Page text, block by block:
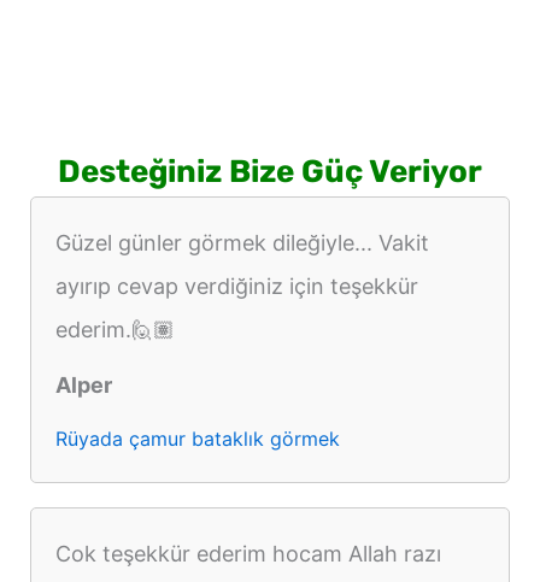
Desteğiniz Bize Güç Veriyor
Güzel günler görmek dileğiyle... Vakit
ayırıp cevap verdiğiniz için teşekkür
ederim.🙋🏽
Alper
Rüyada çamur bataklık görmek
Cok teşekkür ederim hocam Allah razı